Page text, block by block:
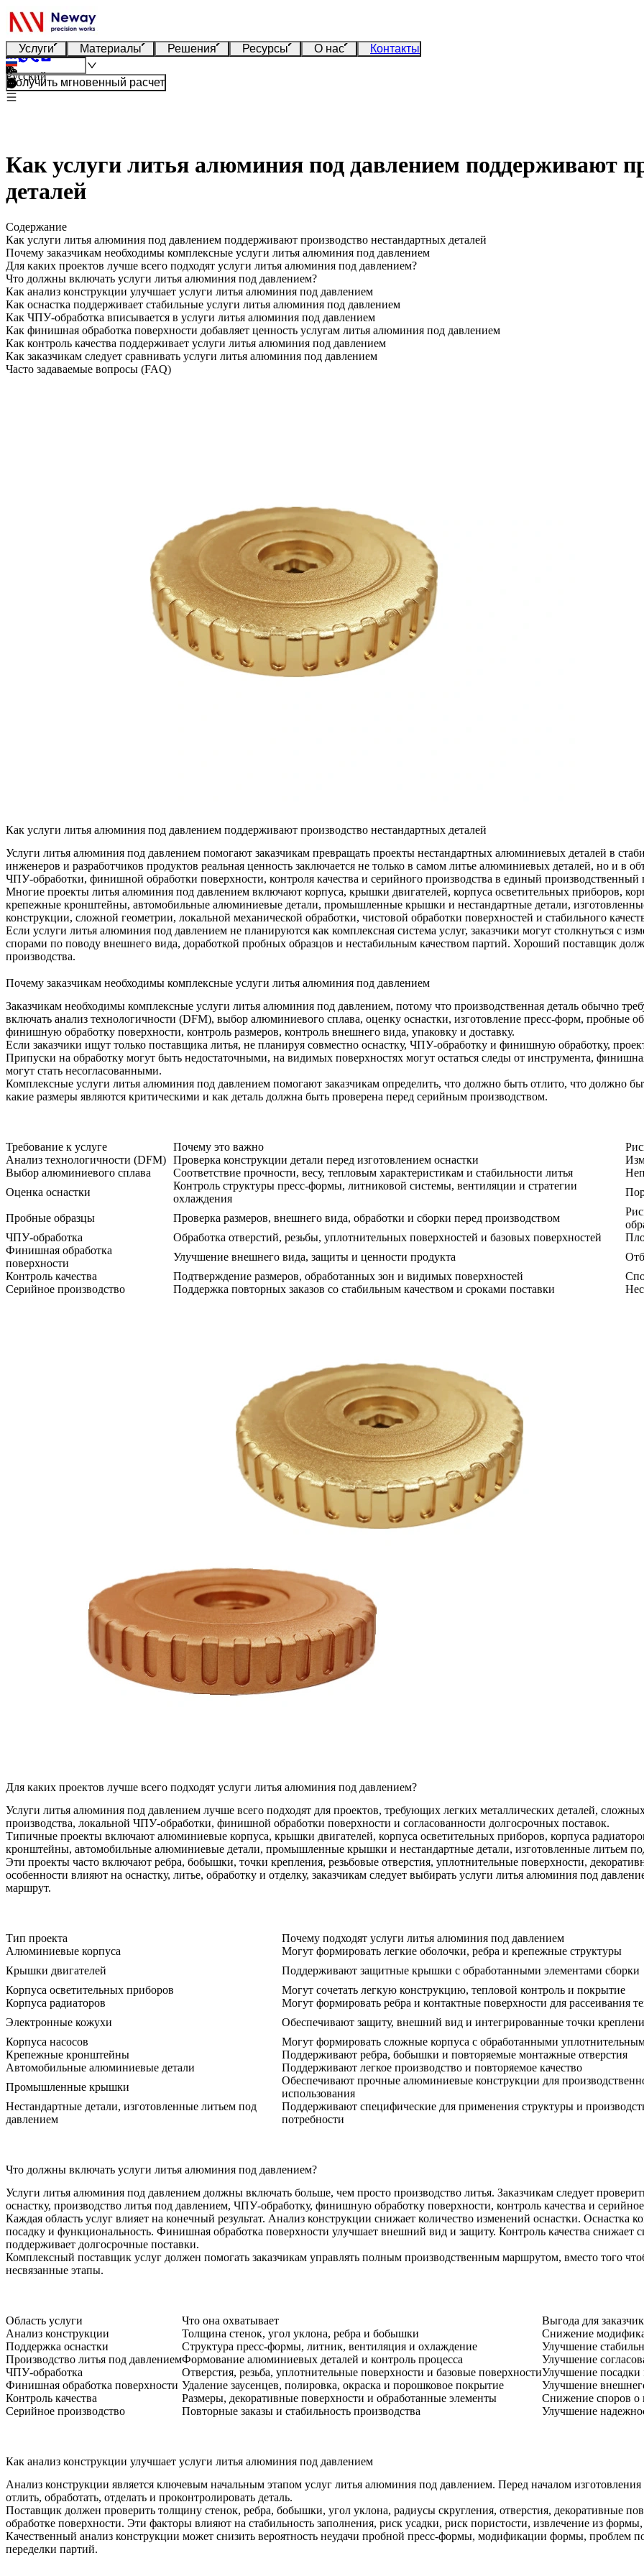
Услуги Материалы Решения Ресурсы О нас Контакты
Русский
Получить мгновенный расчет
Как услуги литья алюминия под давлением поддерживают
деталей
Содержание
Как услуги литья алюминия под давлением поддерживают производство нестандартных деталей
Почему заказчикам необходимы комплексные услуги литья алюминия под давлением
Для каких проектов лучше всего подходят услуги литья алюминия под давлением?
Что должны включать услуги литья алюминия под давлением?
Как анализ конструкции улучшает услуги литья алюминия под давлением
Как оснастка поддерживает стабильные услуги литья алюминия под давлением
Как ЧПУ-обработка вписывается в услуги литья алюминия под давлением
Как финишная обработка поверхности добавляет ценность услугам литья алюминия под давлением
Как контроль качества поддерживает услуги литья алюминия под давлением
Как заказчикам следует сравнивать услуги литья алюминия под давлением
Часто задаваемые вопросы (FAQ)
Как услуги литья алюминия под давлением поддерживают производство нестандартных деталей
Услуги литья алюминия под давлением помогают заказчикам превращать проекты нестандартных алюминиевых деталей в
инженеров и разработчиков продуктов реальная ценность заключается не только в самом литье алюминиевых деталей, но и в
ЧПУ-обработки, финишной обработки поверхности, контроля качества и серийного производства в единый производственный
Многие проекты литья алюминия под давлением включают корпуса, крышки двигателей, корпуса осветительных приборов,
крепежные кронштейны, автомобильные алюминиевые детали, промышленные крышки и нестандартные детали,
конструкции, сложной геометрии, локальной механической обработки, чистовой обработки поверхностей и стабильного
Если услуги литья алюминия под давлением не планируются как комплексная система услуг, заказчики могут столкнуться с
спорами по поводу внешнего вида, доработкой пробных образцов и нестабильным качеством партий. Хороший поставщик
производства.
Почему заказчикам необходимы комплексные услуги литья алюминия под давлением
Заказчикам необходимы комплексные услуги литья алюминия под давлением, потому что производственная деталь обычно
включать анализ технологичности (DFM), выбор алюминиевого сплава, оценку оснастки, изготовление пресс-форм, пробные
финишную обработку поверхности, контроль размеров, контроль внешнего вида, упаковку и доставку.
Если заказчики ищут только поставщика литья, не планируя совместно оснастку, ЧПУ-обработку и финишную обработку,
Припуски на обработку могут быть недостаточными, на видимых поверхностях могут остаться следы от инструмента,
могут стать несогласованными.
Комплексные услуги литья алюминия под давлением помогают заказчикам определить, что должно быть отлито, что должно
какие размеры являются критическими и как деталь должна быть проверена перед серийным производством.
Требование к услуге Почему это важно
Анализ технологичности (DFM) Проверка конструкции детали перед изготовлением оснастки
Выбор алюминиевого сплава
Соответствие прочности, весу, тепловым характеристикам и стабильности литья
Оценка оснастки
Контроль структуры пресс-формы, литниковой системы, вентиляции и стратегии
охлаждения
Пробные образцы Проверка размеров, внешнего вида, обработки и сборки перед производством
ЧПУ-обработка
Обработка отверстий, резьбы, уплотнительных поверхностей и базовых поверхностей
Финишная обработка
поверхности
Улучшение внешнего вида, защиты и ценности продукта
Контроль качества
Подтверждение размеров, обработанных зон и видимых поверхностей
Серийное производство
Поддержка повторных заказов со стабильным качеством и сроками поставки
Для каких проектов лучше всего подходят услуги литья алюминия под давлением?
Услуги литья алюминия под давлением лучше всего подходят для проектов, требующих легких металлических деталей,
производства, локальной ЧПУ-обработки, финишной обработки поверхности и согласованности долгосрочных поставок.
Типичные проекты включают алюминиевые корпуса, крышки двигателей, корпуса осветительных приборов, корпуса
кронштейны, автомобильные алюминиевые детали, промышленные крышки и нестандартные детали, изготовленные литьем
Эти проекты часто включают ребра, бобышки, точки крепления, резьбовые отверстия, уплотнительные поверхности,
особенности влияют на оснастку, литье, обработку и отделку, заказчикам следует выбирать услуги литья алюминия под
маршрут.
Тип проекта Почему подходят услуги литья алюминия под давлением
Алюминиевые корпуса
Могут формировать легкие оболочки, ребра и крепежные структуры
Крышки двигателей
Поддерживают защитные крышки с обработанными элементами сборки
Корпуса осветительных приборов
Могут сочетать легкую конструкцию, тепловой контроль и покрытие
Корпуса радиаторов
Могут формировать ребра и контактные поверхности для рассеивания
Электронные кожухи
Обеспечивают защиту, внешний вид и интегрированные точки
Корпуса насосов
Могут формировать сложные корпуса с обработанными
Крепежные кронштейны
Поддерживают ребра, бобышки и повторяемые монтажные отверстия
Автомобильные алюминиевые детали
Поддерживают легкое производство и повторяемое качество
Промышленные крышки
Обеспечивают прочные алюминиевые конструкции для
использования
Нестандартные детали, изготовленные литьем под
давлением
Поддерживают специфические для применения структуры и
потребности
Что должны включать услуги литья алюминия под давлением?
Услуги литья алюминия под давлением должны включать больше, чем просто производство литья. Заказчикам следует
оснастку, производство литья под давлением, ЧПУ-обработку, финишную обработку поверхности, контроль качества и
Каждая область услуг влияет на конечный результат. Анализ конструкции снижает количество изменений оснастки. Оснастка
посадку и функциональность. Финишная обработка поверхности улучшает внешний вид и защиту. Контроль качества снижает
поддерживает долгосрочные поставки.
Комплексный поставщик услуг должен помогать заказчикам управлять полным производственным маршрутом, вместо того
несвязанные этапы.
Область услуги Что она охватывает
Выгода для
Анализ конструкции
Толщина стенок, угол уклона, ребра и бобышки
Снижение
Поддержка оснастки
Структура пресс-формы, литник, вентиляция и охлаждение
Улучшение
Производство литья под давлениемФормование алюминиевых деталей и контроль процесса
Улучшение
ЧПУ-обработка
Отверстия, резьба, уплотнительные поверхности и базовые поверхностиУлучшение
Финишная обработка поверхности Удаление заусенцев, полировка, окраска и порошковое покрытие
Улучшение
Контроль качества
Размеры, декоративные поверхности и обработанные элементы
Снижение споров о
Серийное производство
Повторные заказы и стабильность производства Улучшение
Как анализ конструкции улучшает услуги литья алюминия под давлением
Анализ конструкции является ключевым начальным этапом услуг литья алюминия под давлением. Перед началом
отлить, обработать, отделать и проконтролировать деталь.
Поставщик должен проверить толщину стенок, ребра, бобышки, угол уклона, радиусы скругления, отверстия, декоративные
обработке поверхности. Эти факторы влияют на стабильность заполнения, риск усадки, риск пористости, извлечение из
Качественный анализ конструкции может снизить вероятность неудачи пробной пресс-формы, модификации формы, проблем
переделки партий.